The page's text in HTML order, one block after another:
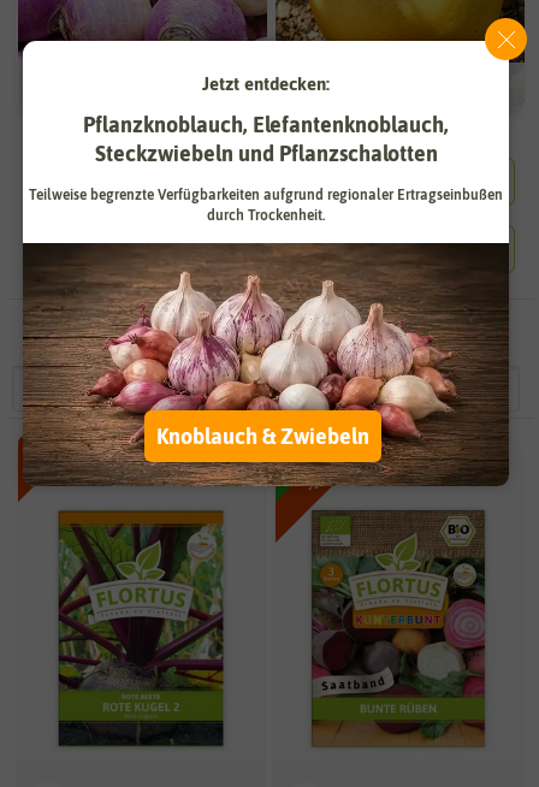
Steckrüben
115 Ergebnissegefunden in Rübensamen
-50%
-50%
BIO
Jetzt entdecken:
Pflanzknoblauch, Elefantenknoblauch,
Steckzwiebeln und Pflanzschalotten
Teilweise begrenzte Verfügbarkeiten aufgrund regionaler Ertragseinbußen
durch Trockenheit.
Knoblauch & Zwiebeln